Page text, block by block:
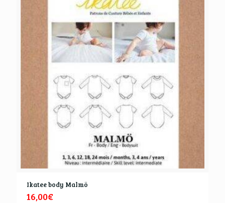
Ikatee body Malmö
16,00€